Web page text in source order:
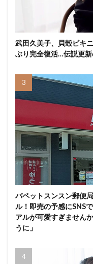
武田久美子、貝殻ビキ
ぶり完全復活…伝説更
パペットスンスン郵便
ル！即売の予感にSNS
アルが可愛すぎません
うに」